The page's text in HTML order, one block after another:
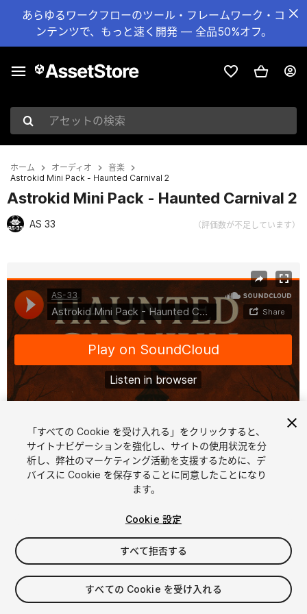
あらゆるワークフローのツール・フレームワーク・コ
ンテンツで、もっと速く開発 — 全品50%オフ。
アセットの検索
ホーム オーディオ
音楽
Astrokid Mini Pack - Haunted Carnival 2
Astrokid Mini Pack - Haunted Carnival 2
AS 33 （評価数が不足しています）
1 /2
$20
消費税は決済時に計算されます
「すべての Cookie を受け入れる」をクリックすると、
サイトナビゲーションを強化し、サイトの使用状況を分
析し、弊社のマーケティング活動を支援するために、デ
バイスに Cookie を保存することに同意したことになり
ます。
Cookie 設定
すべて拒否する
すべての Cookie を受け入れる